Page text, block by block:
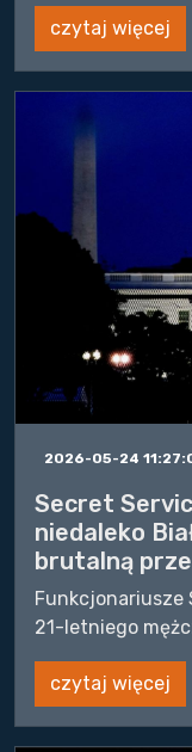
czytaj więcej
2026-05-24
Secret
niedaleko
brutalną
Funkcjonariusze
21-letniego
czytaj więcej